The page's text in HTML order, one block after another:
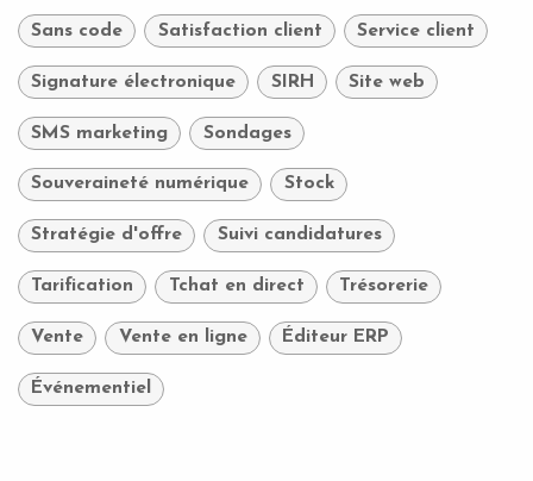
Sans code Satisfaction client Service client
Signature électronique SIRH Site web
SMS marketing Sondages
Souveraineté numérique Stock
Stratégie d'offre Suivi candidatures
Tarification Tchat en direct Trésorerie
Vente Vente en ligne Éditeur ERP
Événementiel